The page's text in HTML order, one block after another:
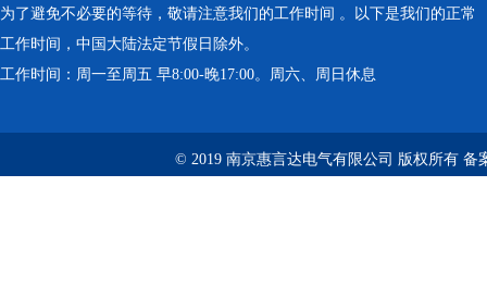
为了避免不必要的等待，敬请注意我们的工作时间 。以下是我们的正常
工作时间，中国大陆法定节假日除外。
工作时间：周一至周五 早8:00-晚17:00。周六、周日休息
© 2019 南京惠言达电气有限公司 版权所有 备